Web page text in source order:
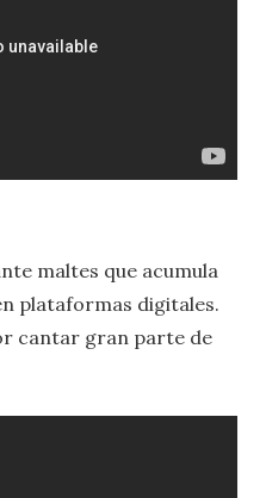
maltes que acumula
plataformas digitales.
cantar gran parte de